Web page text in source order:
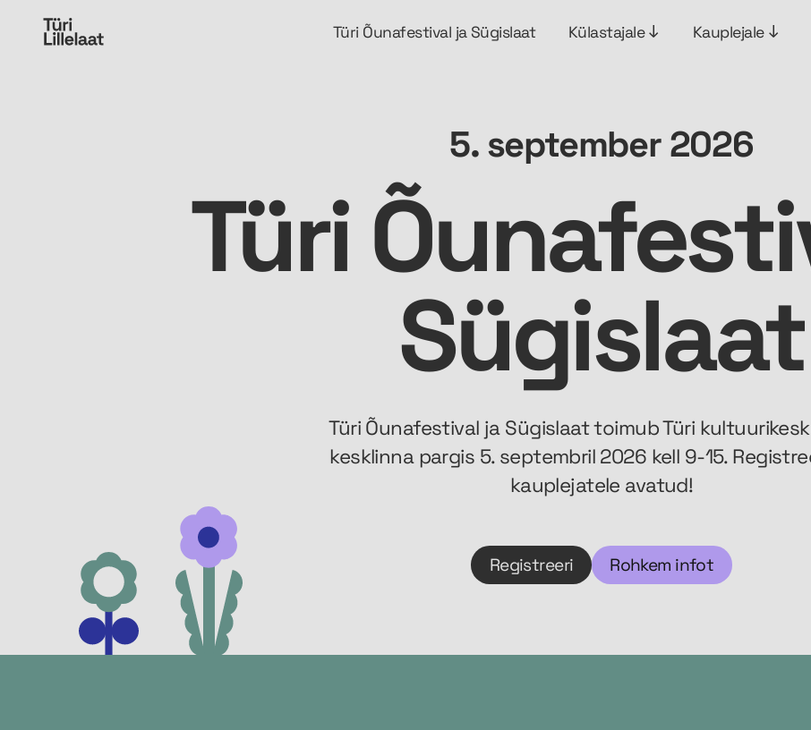
Türi Õunafestival ja Sügislaat Külastajale Kauplejale
5. september 2026
Türi
Sügislaat
Türi Õunafestival ja Sügislaat toimub Türi
kesklinna pargis 5. septembril 2026 kell 9-15.
kauplejatele avatud!
Registreeri Rohkem infot